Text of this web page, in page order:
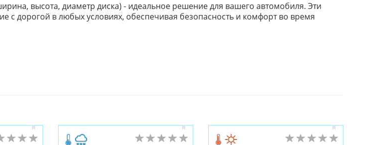
высота, диаметр диска) - идеальное решение для вашего автомобиля. Эти
с дорогой в любых условиях, обеспечивая безопасность и комфорт во время